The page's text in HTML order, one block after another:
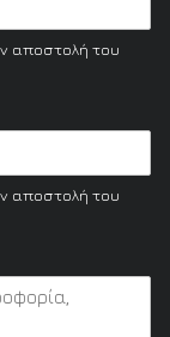
αποστολή του
αποστολή του